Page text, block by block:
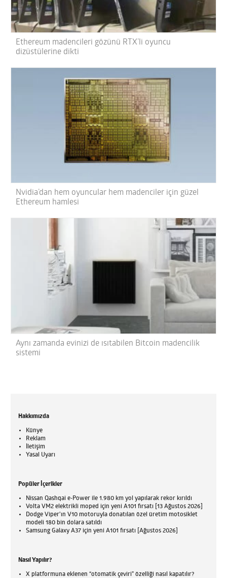
Ethereum madencileri gözünü RTX’li oyuncu
dizüstülerine dikti
Nvidia’dan hem oyuncular hem madenciler için güzel
Ethereum hamlesi
Aynı zamanda evinizi de ısıtabilen Bitcoin madencilik
sistemi
Hakkımızda
Künye
Reklam
İletişim
Yasal Uyarı
Popüler İçerikler
Nissan Qashqai e-Power ile 1.980 km yol yapılarak rekor kırıldı
Volta VM2 elektrikli moped için yeni A101 fırsatı [13 Ağustos 2026]
Dodge Viper'ın V10 motoruyla donatılan özel üretim motosiklet
modeli 180 bin dolara satıldı
Samsung Galaxy A37 için yeni A101 fırsatı [Ağustos 2026]
Nasıl Yapılır?
X platformuna eklenen “otomatik çeviri” özelliği nasıl kapatılır?